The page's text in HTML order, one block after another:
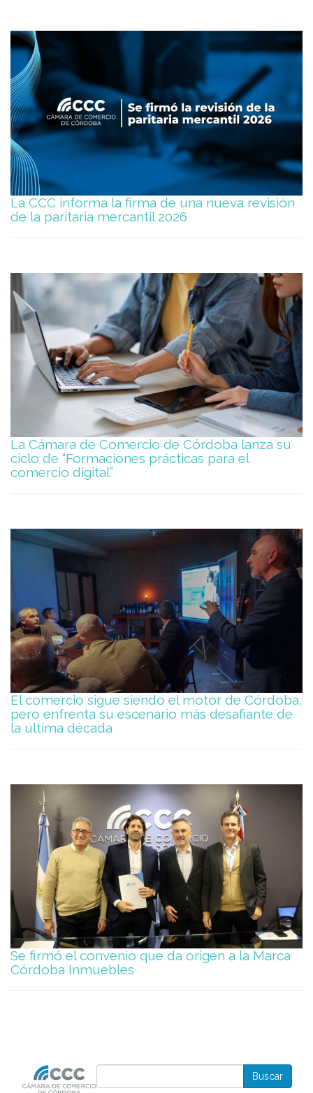
La CCC informa la firma de una nueva revisión
de la paritaria mercantil 2026
La Cámara de Comercio de Córdoba lanza su
ciclo de “Formaciones prácticas para el
comercio digital”
El comercio sigue siendo el motor de Córdoba,
pero enfrenta su escenario más desafiante de
la última década
Se firmó el convenio que da origen a la Marca
Córdoba Inmuebles